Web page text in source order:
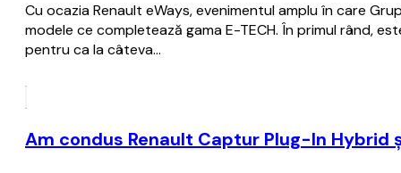
Cu ocazia Renault eWays, evenimentul amplu în care
modele ce completează gama E-TECH. În primul rând,
pentru ca la câteva…
Am condus Renault Captur Plug-In Hybrid